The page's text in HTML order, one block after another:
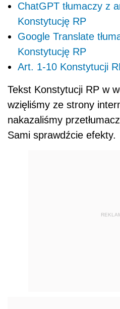
ChatGPT tłumaczy z
Konstytucję RP
Google Translate
Konstytucję RP
Art. 1-10 Konstytucji
Tekst Konstytucji RP w
wzięliśmy ze strony
nakazaliśmy
Sami sprawdźcie efekty.